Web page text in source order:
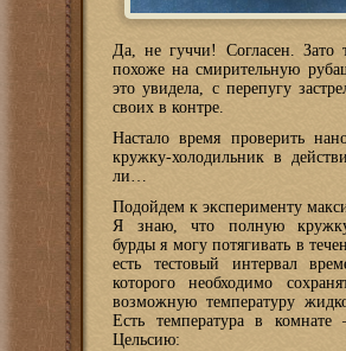
Да, не гуччи! Согласен. Зато
похоже на смирительную
это увидела, с перепугу
своих в контре.
Настало время проверить
кружку-холодильник в
ли…
Подойдем к эксперименту
Я знаю, что полную кружку
бурды я могу потягивать в
есть тестовый интервал
которого необходимо
возможную температуру
Есть температура в
Цельсию: